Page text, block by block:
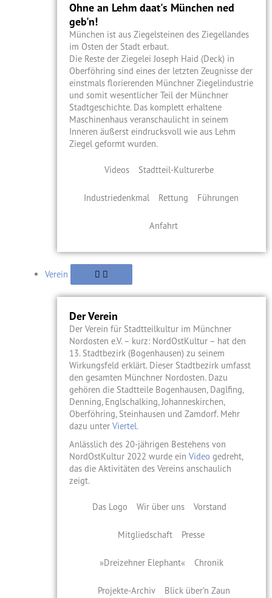
Ohne an Lehm daat's München ned
geb'n!
München ist aus Ziegelsteinen des Ziegellandes
im Osten der Stadt erbaut.
Die Reste der Ziegelei Joseph Haid (Deck) in
Oberföhring sind eines der letzten Zeugnisse der
einstmals florierenden Münchner Ziegelindustrie
und somit wesentlicher Teil der Münchner
Stadtgeschichte. Das komplett erhaltene
Maschinenhaus veranschaulicht in seinem
Inneren äußerst eindrucksvoll wie aus Lehm
Ziegel geformt wurden.
Videos Stadtteil-Kulturerbe
Industriedenkmal Rettung Führungen
Anfahrt
Verein
Der Verein
Der Verein für Stadtteilkultur im Münchner
Nordosten e.V. – kurz: NordOstKultur – hat den
13. Stadtbezirk (Bogenhausen) zu seinem
Wirkungsfeld erklärt. Dieser Stadtbezirk umfasst
den gesamten Münchner Nordosten. Dazu
gehören die Stadtteile Bogenhausen, Daglfing,
Denning, Englschalking, Johanneskirchen,
Oberföhring, Steinhausen und Zamdorf. Mehr
dazu unter Viertel.
Anlässlich des 20-jährigen Bestehens von
NordOstKultur 2022 wurde ein Video gedreht,
das die Aktivitäten des Vereins anschaulich
zeigt.
Das Logo Wir über uns Vorstand
Mitgliedschaft Presse
»Dreizehner Elephant« Chronik
Projekte-Archiv Blick über’n Zaun